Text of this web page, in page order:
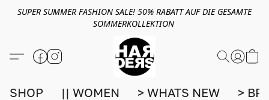
SUPER SUMMER FASHION SALE! 50% RABATT AUF DIE GESAMTE
SOMMERKOLLEKTION
SHOP || WOMEN > WHATS NEW >